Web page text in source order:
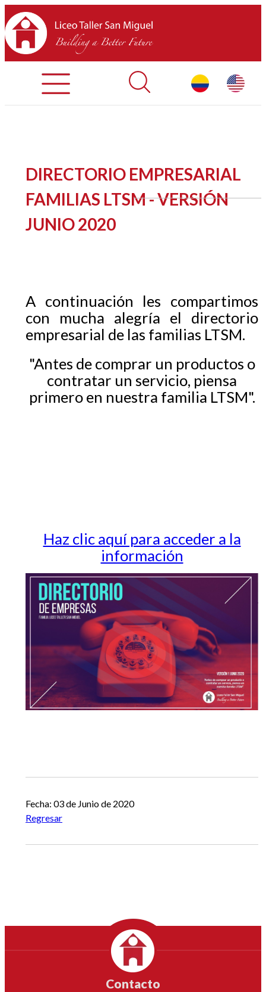
INICIO
SOBRE LTSM
SECCIONES
DIRECTORIO EMPRESARIAL
FAMILIAS LTSM - VERSIÓN
JUNIO 2020
A continuación les compartimos
con mucha alegría el directorio
empresarial de las familias LTSM.
"Antes de comprar un productos o
contratar un servicio, piensa
primero en nuestra familia LTSM".
Haz clic aquí para acceder a la
información
Fecha: 03 de Junio de 2020
Regresar
Contacto